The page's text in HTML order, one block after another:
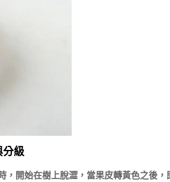
分級
，開始在樹上脫澀，當果皮轉黃色之後，